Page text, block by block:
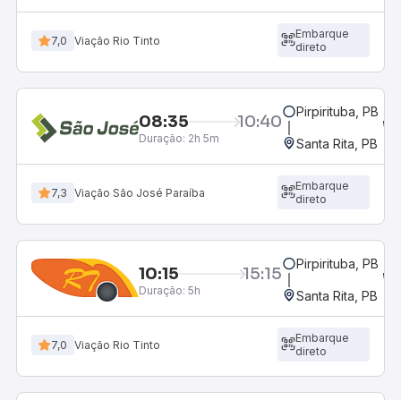
7,0 Viação Rio Tinto
Embarque
direto
08:35 10:40
Duração: 2h 5m
Pirpirituba, PB
Santa Rita, PB
7,3 Viação São José Paraíba
Embarque
direto
10:15 15:15
Duração: 5h
Pirpirituba, PB
Santa Rita, PB
7,0 Viação Rio Tinto
Embarque
direto